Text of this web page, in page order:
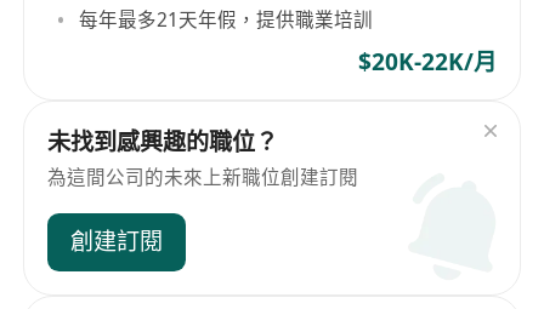
每年最多21天年假，提供職業培訓
$20K-22K/月
未找到感興趣的職位？
為這間公司的未來上新職位創建訂閱
創建訂閱